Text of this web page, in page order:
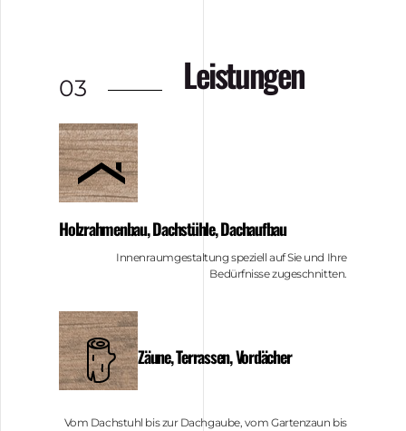
03 Leistungen
Holzrahmenbau, Dachstühle, Dachaufbau
Innenraumgestaltung speziell auf Sie und Ihre
Bedürfnisse zugeschnitten.
Zäune, Terrassen, Vordächer
Vom Dachstuhl bis zur Dachgaube, vom Gartenzaun bis